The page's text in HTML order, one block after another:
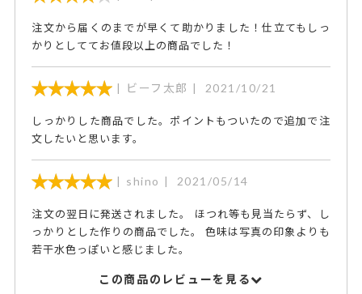
注文から届くのまでが早くて助かりました！仕立てもしっ
かりとしててお値段以上の商品でした！
ビーフ太郎 2021/10/21
しっかりした商品でした。ポイントもついたので追加で注
文したいと思います。
shino 2021/05/14
注文の翌日に発送されました。 ほつれ等も見当たらず、し
っかりとした作りの商品でした。 色味は写真の印象よりも
若干水色っぽいと感じました。
この商品のレビューを見る